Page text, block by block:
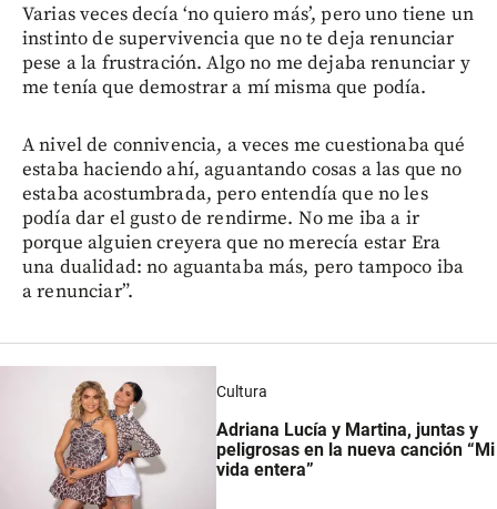
Varias veces decía ‘no quiero más’, pero uno tiene un
instinto de supervivencia que no te deja renunciar
pese a la frustración. Algo no me dejaba renunciar y
me tenía que demostrar a mí misma que podía.
A nivel de connivencia, a veces me cuestionaba qué
estaba haciendo ahí, aguantando cosas a las que no
estaba acostumbrada, pero entendía que no les
podía dar el gusto de rendirme. No me iba a ir
porque alguien creyera que no merecía estar Era
una dualidad: no aguantaba más, pero tampoco iba
a renunciar”.
Cultura
Adriana Lucía y Martina, juntas y
peligrosas en la nueva canción “Mi
vida entera”